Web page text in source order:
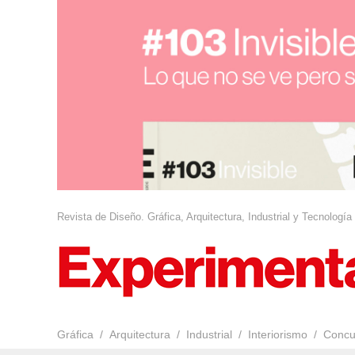
Revista de Diseño. Gráfica, Arquitectura, Industrial y Tecnología
Gráfica Arquitectura Industrial Interiorismo